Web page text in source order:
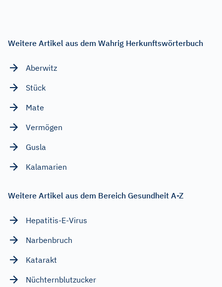
Weitere Artikel aus dem Wahrig Herkunftswörterbuch
Aberwitz
Stück
Mate
Vermögen
Gusla
Kalamarien
Weitere Artikel aus dem Bereich Gesundheit A-Z
Hepatitis-E-Virus
Narbenbruch
Katarakt
Nüchternblutzucker